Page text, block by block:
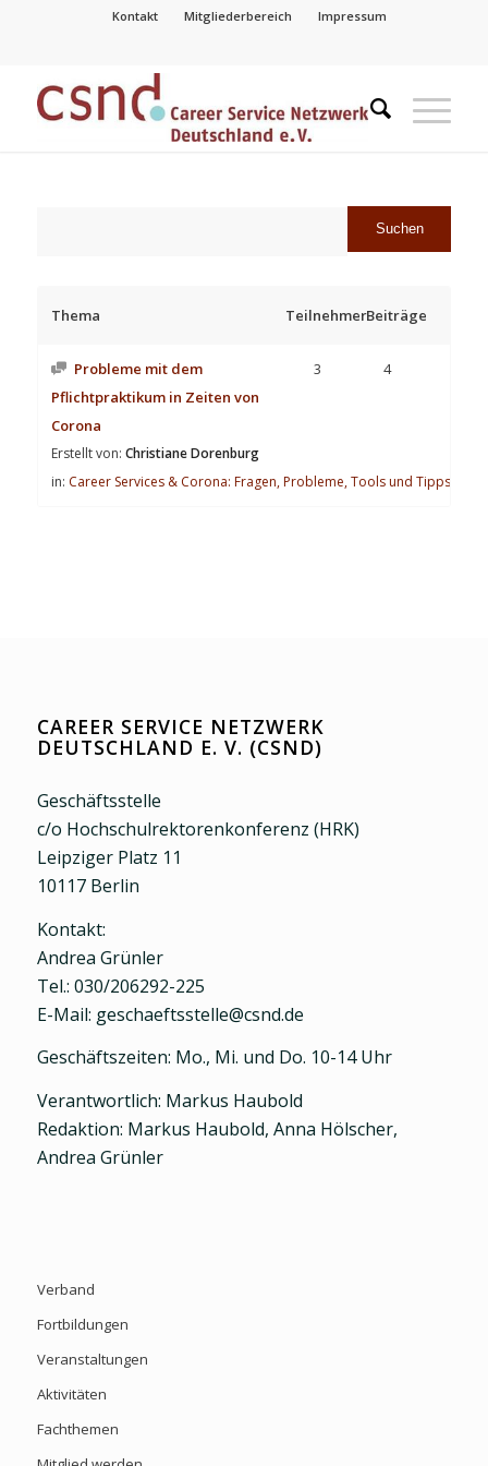
Kontakt Mitgliederbereich Impressum
Thema TeilnehmerBeiträge
Probleme mit dem
Pflichtpraktikum in Zeiten von
Corona
Erstellt von: Christiane Dorenburg
in: Career Services & Corona: Fragen, Probleme, Tools und Tipps
3 4
CAREER SERVICE NETZWERK
DEUTSCHLAND E. V. (CSND)
Geschäftsstelle
c/o Hochschulrektorenkonferenz (HRK)
Leipziger Platz 11
10117 Berlin
Kontakt:
Andrea Grünler
Tel.: 030/206292-225
E-Mail: geschaeftsstelle@csnd.de
Geschäftszeiten: Mo., Mi. und Do. 10-14 Uhr
Verantwortlich: Markus Haubold
Redaktion: Markus Haubold, Anna Hölscher,
Andrea Grünler
Verband
Fortbildungen
Veranstaltungen
Aktivitäten
Fachthemen